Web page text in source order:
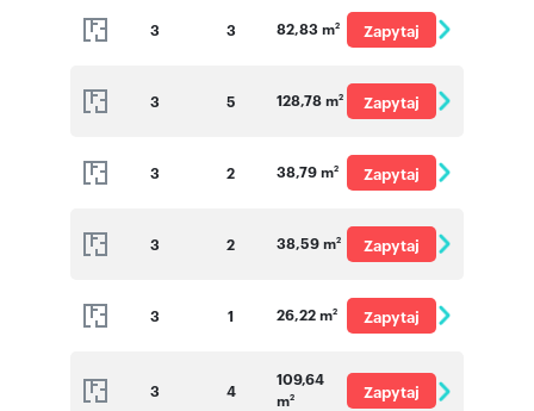
3 3 82,83 m2
Zapytaj
3 5 128,78 m2
Zapytaj
3 2 38,79 m2
Zapytaj
3 2 38,59 m2
Zapytaj
3 1 26,22 m2
Zapytaj
3 4
109,64
m2
Zapytaj